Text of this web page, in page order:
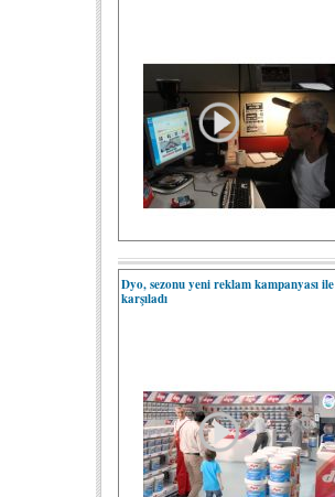
Dyo, sezonu yeni reklam kampanyası ile
karşıladı